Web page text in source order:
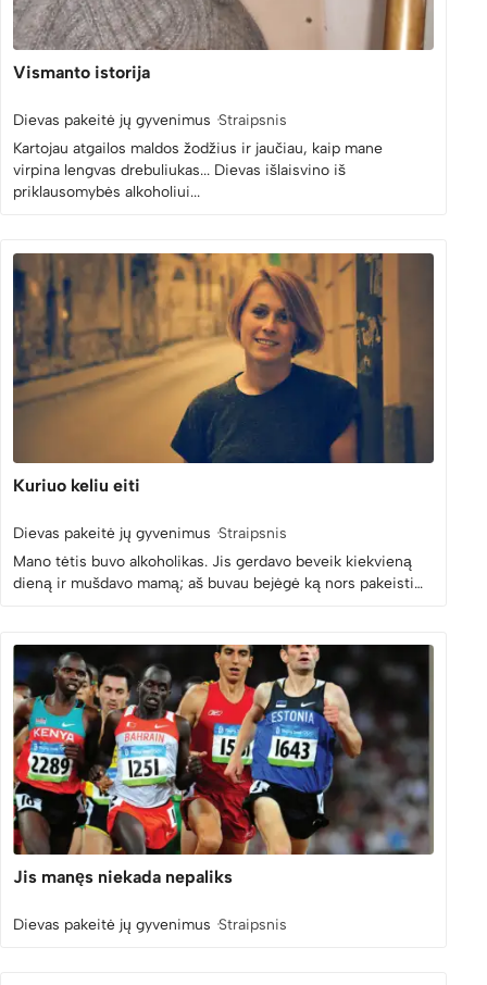
Vismanto istorija
Dievas pakeitė jų gyvenimus Straipsnis
Kartojau atgailos maldos žodžius ir jaučiau, kaip mane
virpina lengvas drebuliukas... Dievas išlaisvino iš
priklausomybės alkoholiui...
Kuriuo keliu eiti
Dievas pakeitė jų gyvenimus Straipsnis
Mano tėtis buvo alkoholikas. Jis gerdavo beveik kiekvieną
dieną ir mušdavo mamą; aš buvau bejėgė ką nors pakeisti…
Jis manęs niekada nepaliks
Dievas pakeitė jų gyvenimus Straipsnis